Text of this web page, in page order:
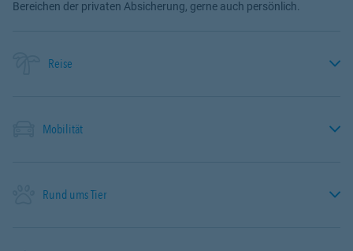
Bereichen der privaten Absicherung, gerne auch persönlich.
Reise
Mobilität
Rund ums Tier